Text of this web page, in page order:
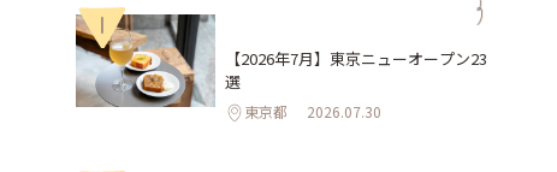
1
【2026年7月】東京ニューオープン23
選
東京都 2026.07.30